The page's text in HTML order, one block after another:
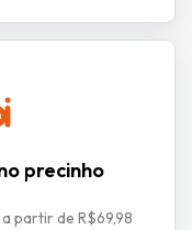
precinho
partir de R$69,98